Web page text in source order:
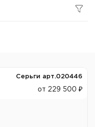
Серьги арт.020446
от 229 500 ₽